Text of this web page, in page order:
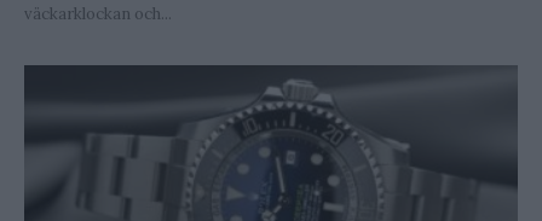
väckarklockan och...